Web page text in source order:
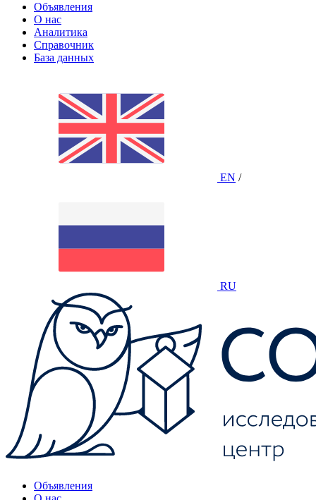
Объявления
О нас
Аналитика
Справочник
База данных
EN /
RU
Объявления